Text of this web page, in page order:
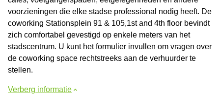
voorzieningen die elke stadse professional nodig heeft. De
coworking Stationsplein 91 & 105,1st and 4th floor bevindt
zich comfortabel gevestigd op enkele meters van het
stadscentrum. U kunt het formulier invullen om vragen over
de coworking space rechtstreeks aan de verhuurder te
stellen.
Verberg informatie